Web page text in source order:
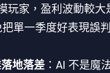
玩家，盈利波動較大
單一季度好表現誤
地落差 ：AI 不是魔